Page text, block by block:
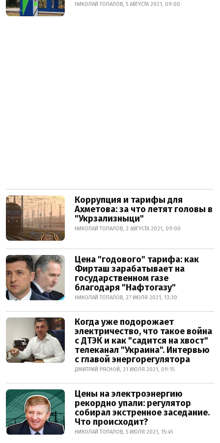
НИКОЛАЙ ТОПАЛОВ, 5 АВГУСТА 2021, 09:00
Коррупция и тарифы для
Ахметова: за что летят головы в
"Укрзализныци"
НИКОЛАЙ ТОПАЛОВ, 2 АВГУСТА 2021, 09:00
Цена "годового" тарифа: как
Фирташ зарабатывает на
государственном газе
благодаря "Нафтогазу"
НИКОЛАЙ ТОПАЛОВ, 27 ИЮЛЯ 2021, 13:30
Когда уже подорожает
электричество, что такое война
с ДТЭК и как "садится на хвост"
телеканал "Украина". Интервью
с главой энергорегулятора
ДМИТРИЙ РЯСНОЙ, 21 ИЮЛЯ 2021, 09:15
Цены на электроэнергию
рекордно упали: регулятор
собирал экстренное заседание.
Что происходит?
НИКОЛАЙ ТОПАЛОВ, 5 ИЮЛЯ 2021, 15:45